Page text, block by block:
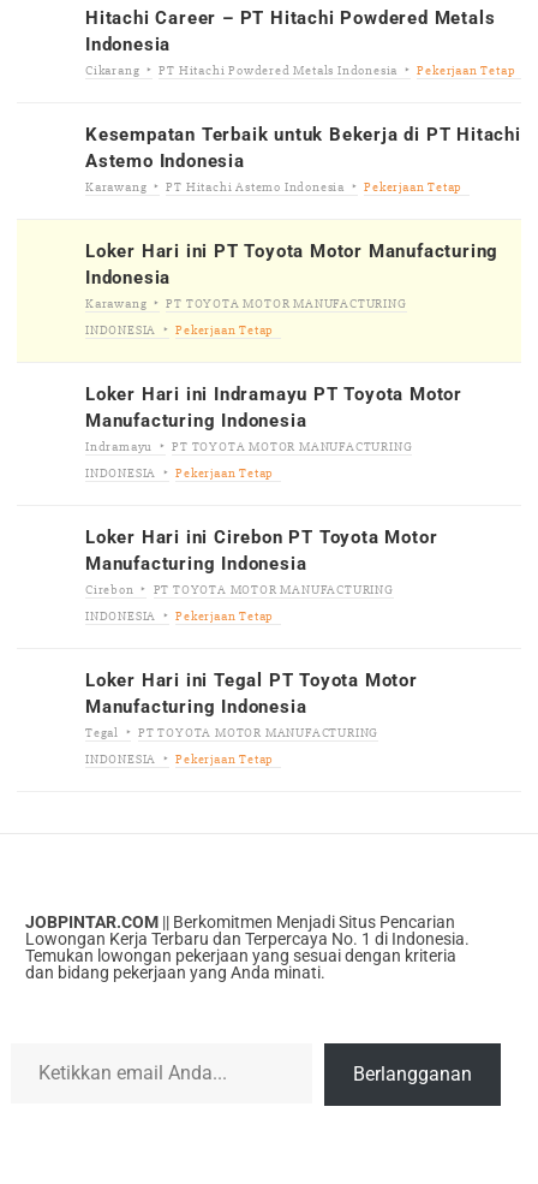
Hitachi Career – PT Hitachi Powdered Metals
Indonesia
Cikarang PT Hitachi Powdered Metals Indonesia Pekerjaan Tetap
Kesempatan Terbaik untuk Bekerja di PT Hitachi
Astemo Indonesia
Karawang PT Hitachi Astemo Indonesia Pekerjaan Tetap
Loker Hari ini PT Toyota Motor Manufacturing
Indonesia
Karawang
PT TOYOTA MOTOR MANUFACTURING
INDONESIA
Pekerjaan Tetap
Loker Hari ini Indramayu PT Toyota Motor
Manufacturing Indonesia
Indramayu
PT TOYOTA MOTOR MANUFACTURING
INDONESIA
Pekerjaan Tetap
Loker Hari ini Cirebon PT Toyota Motor
Manufacturing Indonesia
Cirebon
PT TOYOTA MOTOR MANUFACTURING
INDONESIA
Pekerjaan Tetap
Loker Hari ini Tegal PT Toyota Motor
Manufacturing Indonesia
Tegal
PT TOYOTA MOTOR MANUFACTURING
INDONESIA
Pekerjaan Tetap
JOBPINTAR.COM|| Berkomitmen Menjadi Situs Pencarian
Lowongan Kerja Terbaru dan Terpercaya No. 1 di Indonesia.
Temukan lowongan pekerjaan yang sesuai dengan kriteria
dan bidang pekerjaan yang Anda minati.
Berlangganan